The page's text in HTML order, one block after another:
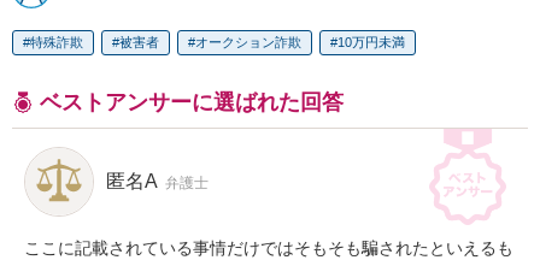
特殊詐欺 被害者 オークション詐欺 10万円未満
ベストアンサーに選ばれた回答
匿名A 弁護士
ここに記載されている事情だけではそもそも騙されたといえるも